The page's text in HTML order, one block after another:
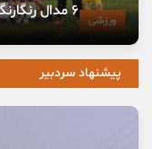
ورزشی ۶ مدال رنگارنگ؛ سهم دوومیدانی‌کاران سمنان
پیشنهاد سردبیر